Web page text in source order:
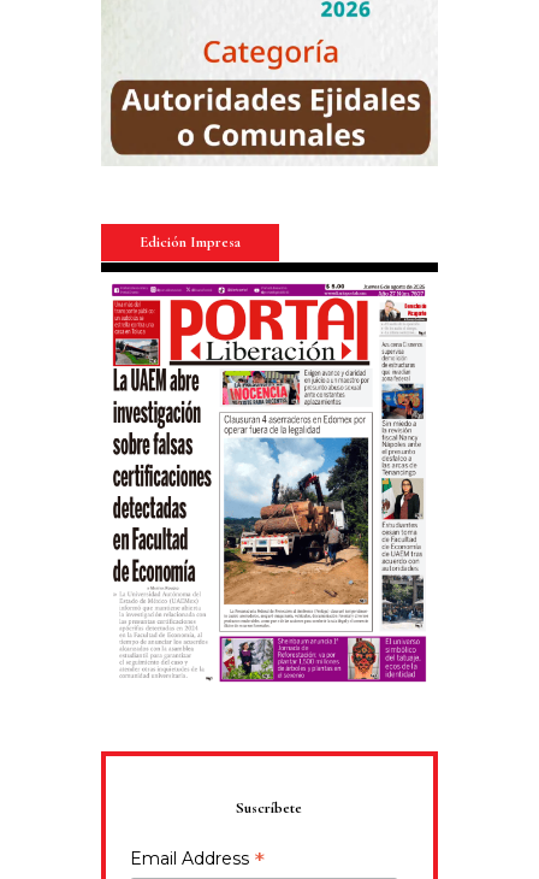
Edición Impresa
Suscríbete
Email Address *